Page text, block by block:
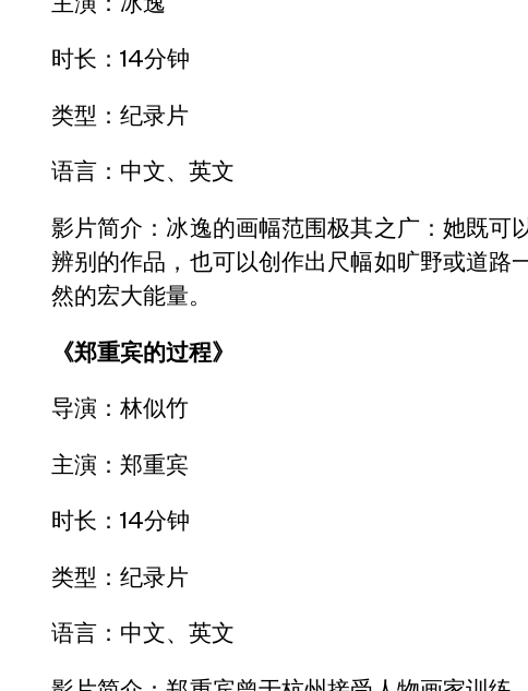
时长：14分钟
类型：纪录片
语言：中文、英文
影片简介：冰逸的画幅范围极其之广：她既可
辨别的作品，也可以创作出尺幅如旷野或道路
然的宏大能量。
《郑重宾的过程》
导演：林似竹
主演：郑重宾
时长：14分钟
类型：纪录片
语言：中文、英文